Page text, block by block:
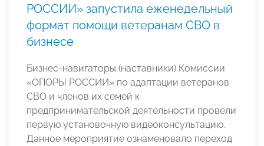
РОССИИ» запустила еженедельный
формат помощи ветеранам СВО в
бизнесе
Бизнес-навигаторы (наставники) Комиссии
«ОПОРЫ РОССИИ» по адаптации ветеранов
СВО и членов их семей к
предпринимательской деятельности провели
первую установочную видеоконсультацию.
Данное мероприятие ознаменовало переход